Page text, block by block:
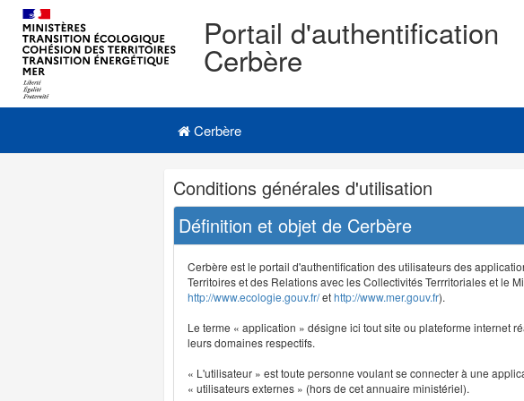
Portail d'authentification
Cerbère
Navigation
Menu principal
Cerbère
Navigation
et
outils
annexes
Conditions générales d'utilisation
Définition et objet de Cerbère
Cerbère est le portail d'authentification des utilisateurs des
Territoires et des Relations avec les Collectivités Terrritoriales et le
http://www.ecologie.gouv.fr/ethttp://www.mer.gouv.fr).
Le terme « application » désigne ici tout site ou plateforme internet
leurs domaines respectifs.
« L'utilisateur » est toute personne voulant se connecter à une
« utilisateurs externes » (hors de cet annuaire ministériel).